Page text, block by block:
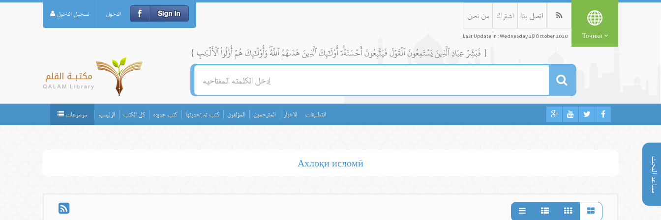
مساعد البحث
تسجيل الدخول الدخول من نحن اشتراك اتصل بنا
Last Update In : Wednesday 28 October 2020 Тоҷикӣ
{ فَبَشِّرۡ عِبَادِ ٱلَّذِينَ يَسۡتَمِعُونَ ٱلۡقَوۡلَ فَيَتَّبِعُونَ أَحۡسَنَهُۥٓۚ أُوْلَٰٓئِكَ ٱلَّذِينَ هَدَىٰهُمُ ٱللَّهُۖ وَأُوْلَٰٓئِكَ هُمۡ أُوْلُواْ ٱلۡأَلۡبَٰبِ }
موضوعات الرئيسيه كل الكتب كتب جديده كتب تم تحديثها المؤلفون المترجمين الاخبار التطبيقات
Ахлоқи исломӣ